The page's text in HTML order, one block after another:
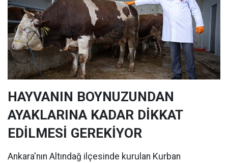
HAYVANIN BOYNUZUNDAN
AYAKLARINA KADAR DİKKAT
EDİLMESİ GEREKİYOR
Ankara'nın Altındağ ilçesinde kurulan Kurban